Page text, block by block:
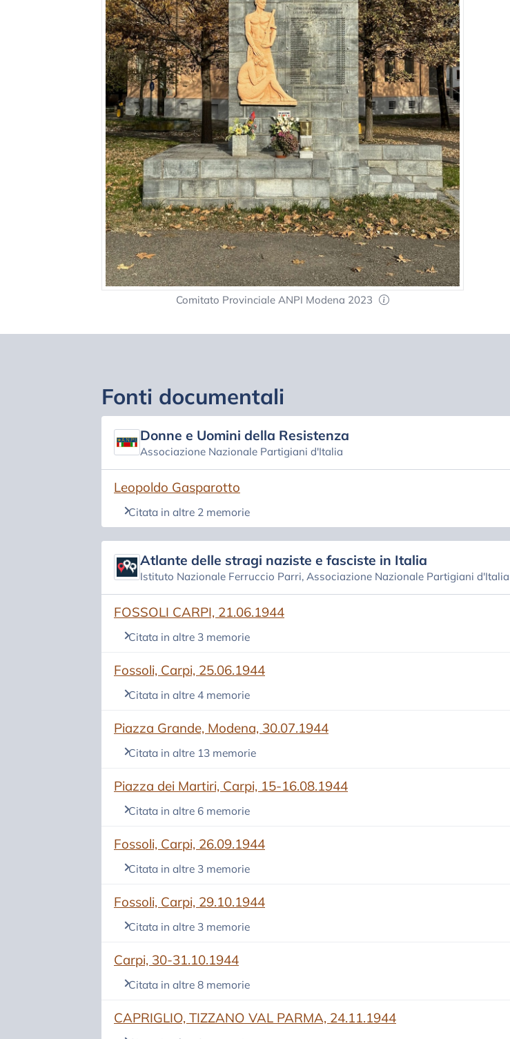
Comitato Provinciale ANPI Modena 2023
Fonti documentali
Donne e Uomini della Resistenza
Associazione Nazionale Partigiani d'Italia
Leopoldo Gasparotto
(si apre in una nuova scheda)
Citata in altre 2 memorie
Atlante delle stragi naziste e fasciste in Italia
Istituto Nazionale Ferruccio Parri, Associazione Nazionale Partigiani d'Italia
FOSSOLI CARPI, 21.06.1944
(si apre in una nuova scheda)
Citata in altre 3 memorie
Fossoli, Carpi, 25.06.1944
(si apre in una nuova scheda)
Citata in altre 4 memorie
Piazza Grande, Modena, 30.07.1944
(si apre in una nuova scheda)
Citata in altre 13 memorie
Piazza dei Martiri, Carpi, 15-16.08.1944
(si apre in una nuova scheda)
Citata in altre 6 memorie
Fossoli, Carpi, 26.09.1944
(si apre in una nuova scheda)
Citata in altre 3 memorie
Fossoli, Carpi, 29.10.1944
(si apre in una nuova scheda)
Citata in altre 3 memorie
Carpi, 30-31.10.1944
(si apre in una nuova scheda)
Citata in altre 8 memorie
CAPRIGLIO, TIZZANO VAL PARMA, 24.11.1944
(si apre in una nuova scheda)